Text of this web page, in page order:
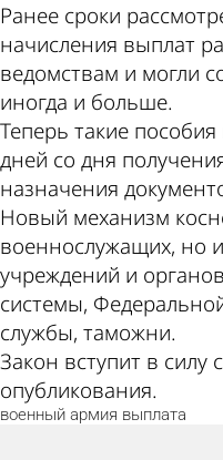
Ранее сроки
начисления выплат
ведомствам и могли
иногда и больше.
Теперь такие
дней со дня
назначения
Новый механизм
военнослужащих, но
учреждений и
системы,
службы, таможни.
Закон вступит в силу
опубликования.
военный армия выплата